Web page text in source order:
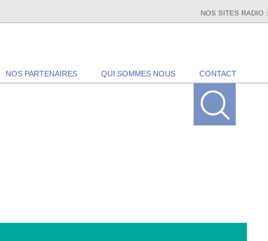
NOS SITES RADIO :
NOS PARTENAIRES QUI SOMMES NOUS CONTACT